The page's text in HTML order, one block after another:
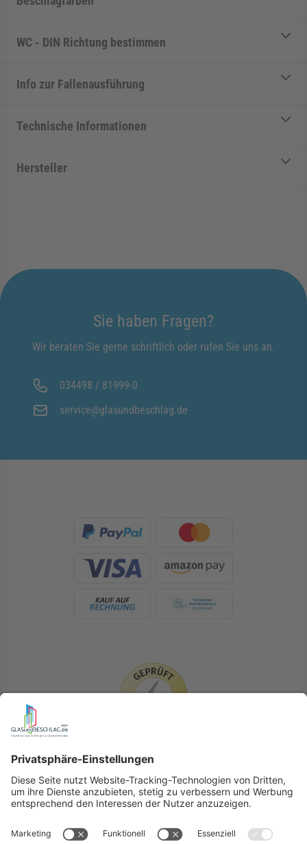
WC - DIN Richtung bestimmen
Info zur Fallenausführung
Technische Informationen
Hersteller
Sie haben Fragen?
Wir beraten Sie gerne schriftlich oder rufen Sie uns an.
034498 / 81999-0
service@glasundbeschlag.de